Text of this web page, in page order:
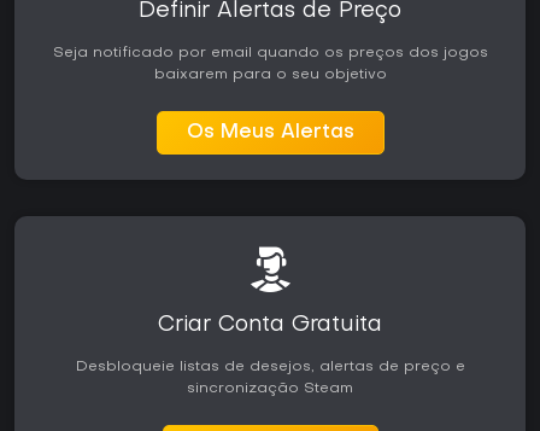
Definir Alertas de Preço
Seja notificado por email quando os preços dos jogos
baixarem para o seu objetivo
Os Meus Alertas
Criar Conta Gratuita
Desbloqueie listas de desejos, alertas de preço e
sincronização Steam